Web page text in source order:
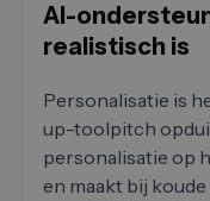
AI-
realistisch is
Personalisatie is
up-toolpitch
personalisatie op
en maakt bij